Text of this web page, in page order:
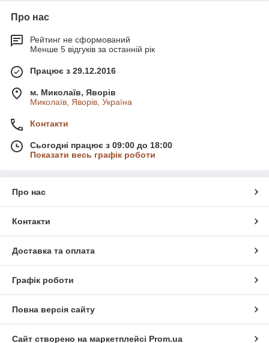
Про нас
Рейтинг не сформований
Менше 5 відгуків за останній рік
Працює з 29.12.2016
м. Миколаїв, Яворів
Миколаїв, Яворів, Україна
Контакти
Сьогодні працює з 09:00 до 18:00
Показати весь графік роботи
Про нас
Контакти
Доставка та оплата
Графік роботи
Повна версія сайту
Сайт створено на маркетплейсі Prom.ua